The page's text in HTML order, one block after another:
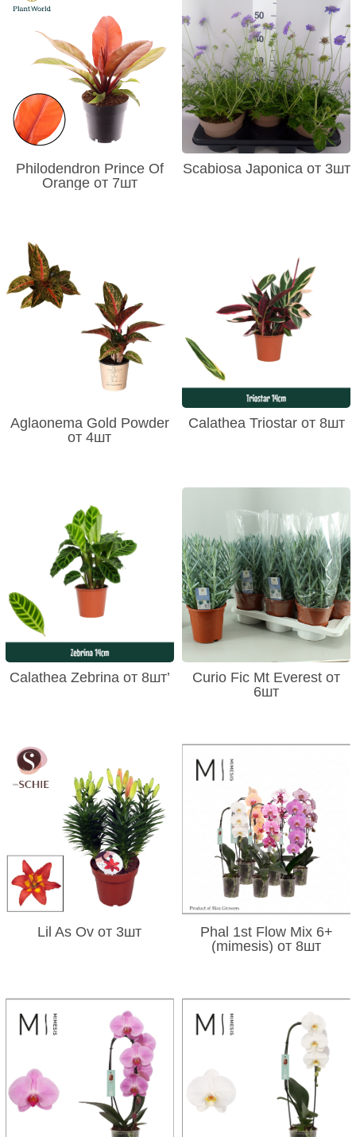
Philodendron Prince Of
Orange от 7шт
Scabiosa Japonica от 3шт
Aglaonema Gold Powder
от 4шт
Calathea Triostar от 8шт
Calathea Zebrina от 8шт’
Curio Fic Mt Everest от
6шт
Lil As Ov от 3шт
Phal 1st Flow Mix 6+
(mimesis) от 8шт